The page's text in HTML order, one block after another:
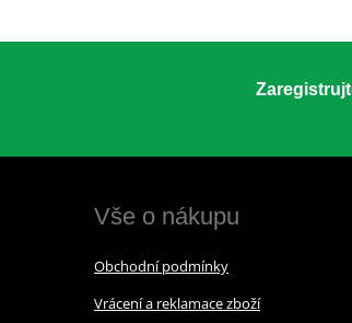
Vše o nákupu
Obchodní podmínky
Vrácení a reklamace zboží